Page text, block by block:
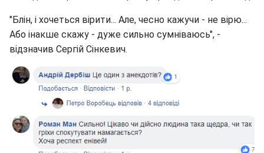
"Блін, і хочеться вірити... Але, чесно кажучи - не вірю...
Або інакше скажу - дуже сильно сумніваюсь", -
відзначив Сергій Сінкевич.